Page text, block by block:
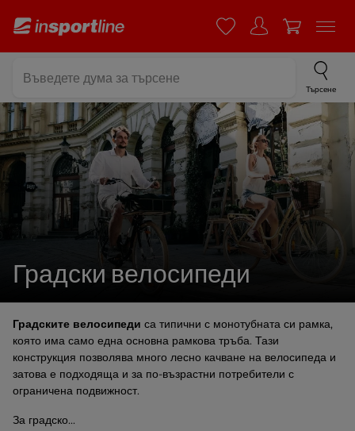
Търсене
Градски велосипеди
Градските велосипеди са типични с монотубната си рамка,
която има само една основна рамкова тръба. Тази
конструкция позволява много лесно качване на велосипеда и
затова е подходяща и за по-възрастни потребители с
ограничена подвижност.
За градско...